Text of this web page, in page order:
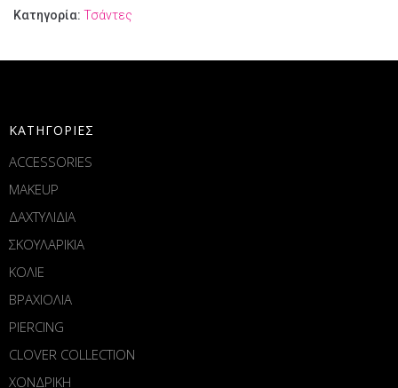
Κατηγορία: Τσάντες
ΚΑΤΗΓΟΡΙΕΣ
ACCESSORIES
MAKEUP
ΔΑΧΤΥΛΙΔΙΑ
ΣΚΟΥΛΑΡΙΚΙΑ
ΚΟΛΙΕ
ΒΡΑΧΙΟΛΙΑ
PIERCING
CLOVER COLLECTION
ΧΟΝΔΡΙΚΗ